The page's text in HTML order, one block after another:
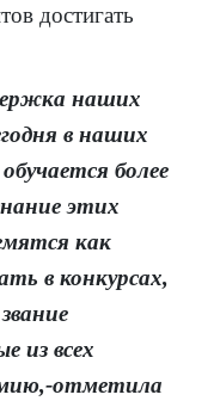
достигать
наших
в наших
более
этих
как
в конкурсах,
из всех
отметила